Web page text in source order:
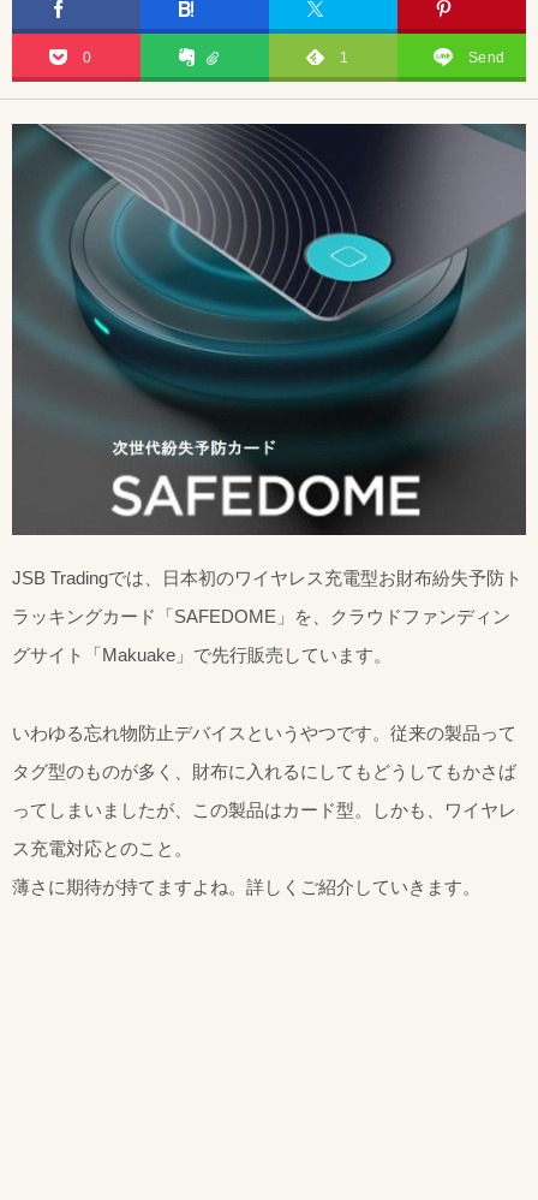
0 1 Send
JSB Tradingでは、日本初のワイヤレス充電型お財布紛失予防ト
ラッキングカード「SAFEDOME」を、クラウドファンディン
グサイト「Makuake」で先行販売しています。
いわゆる忘れ物防止デバイスというやつです。従来の製品って
タグ型のものが多く、財布に入れるにしてもどうしてもかさば
ってしまいましたが、この製品はカード型。しかも、ワイヤレ
ス充電対応とのこと。
薄さに期待が持てますよね。詳しくご紹介していきます。